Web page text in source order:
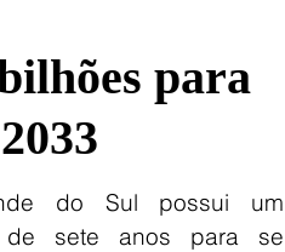
para
do Sul possui um
de sete anos para se